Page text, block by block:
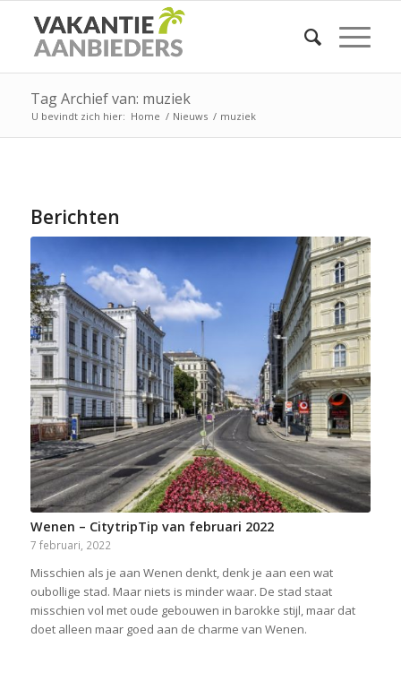
Tag Archief van: muziek
U bevindt zich hier: Home / Nieuws / muziek
Berichten
Wenen – CitytripTip van februari 2022
7 februari, 2022
Misschien als je aan Wenen denkt, denk je aan een wat
oubollige stad. Maar niets is minder waar. De stad staat
misschien vol met oude gebouwen in barokke stijl, maar dat
doet alleen maar goed aan de charme van Wenen.